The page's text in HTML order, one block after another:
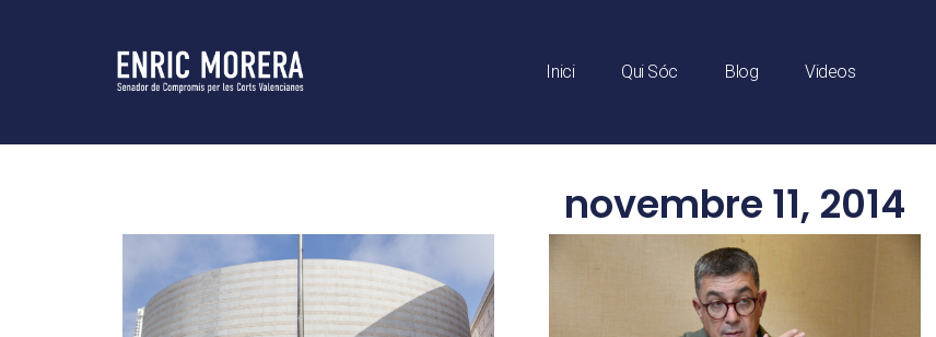
Inici Qui Sóc Blog Videos
novembre 11, 2014